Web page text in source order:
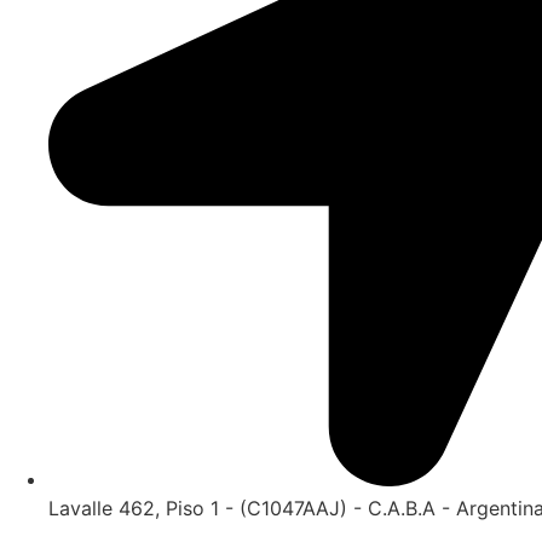
Lavalle 462, Piso 1 - (C1047AAJ) - C.A.B.A -